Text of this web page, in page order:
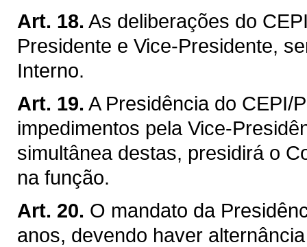
Art. 18. As deliberações do
Presidente e Vice-Presidente,
Interno.
Art. 19. A Presidência do CEPI/
impedimentos pela Vice-
simultânea destas, presidirá o
na função.
Art. 20. O mandato da
anos, devendo haver